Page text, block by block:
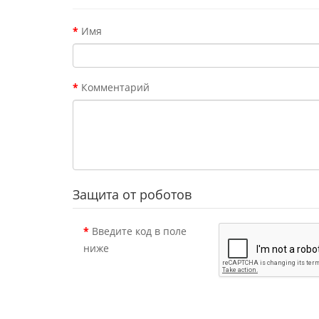
Имя
Комментарий
Защита от роботов
Введите код в поле
ниже